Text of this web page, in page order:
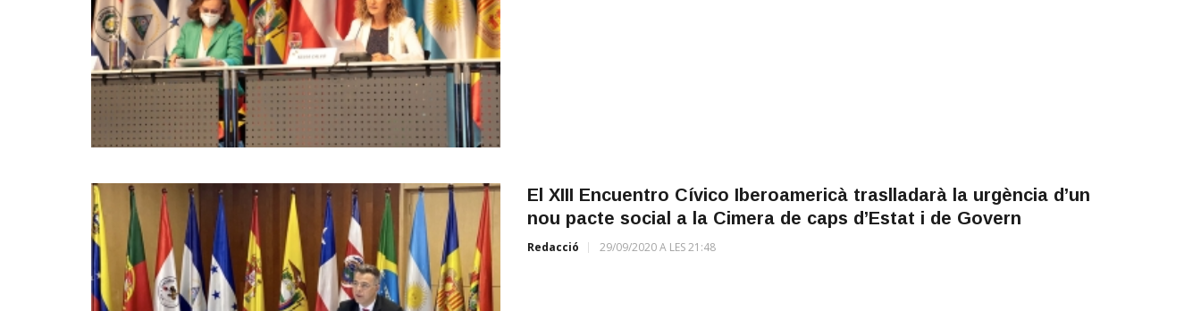
El XIII Encuentro Cívico Iberoamericà traslladarà la urgència d’un
nou pacte social a la Cimera de caps d’Estat i de Govern
Redacció 29/09/2020 A LES 21:48